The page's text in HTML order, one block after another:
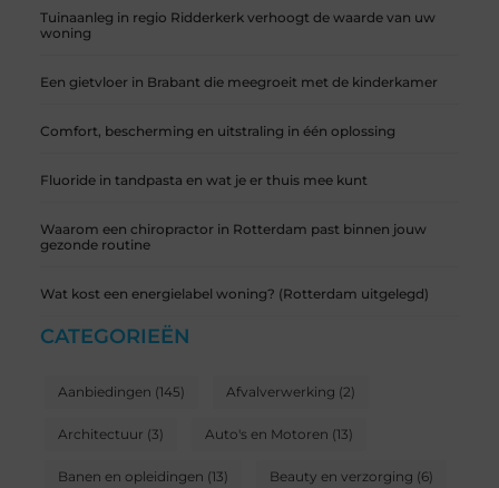
Tuinaanleg in regio Ridderkerk verhoogt de waarde van uw
woning
Een gietvloer in Brabant die meegroeit met de kinderkamer
Comfort, bescherming en uitstraling in één oplossing
Fluoride in tandpasta en wat je er thuis mee kunt
Waarom een chiropractor in Rotterdam past binnen jouw
gezonde routine
Wat kost een energielabel woning? (Rotterdam uitgelegd)
CATEGORIEËN
Aanbiedingen (145) Afvalverwerking (2)
Architectuur (3) Auto's en Motoren (13)
Banen en opleidingen (13) Beauty en verzorging (6)